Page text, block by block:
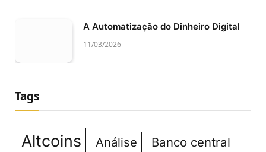
A Automatização do Dinheiro Digital
11/03/2026
Tags
Altcoins Análise Banco central